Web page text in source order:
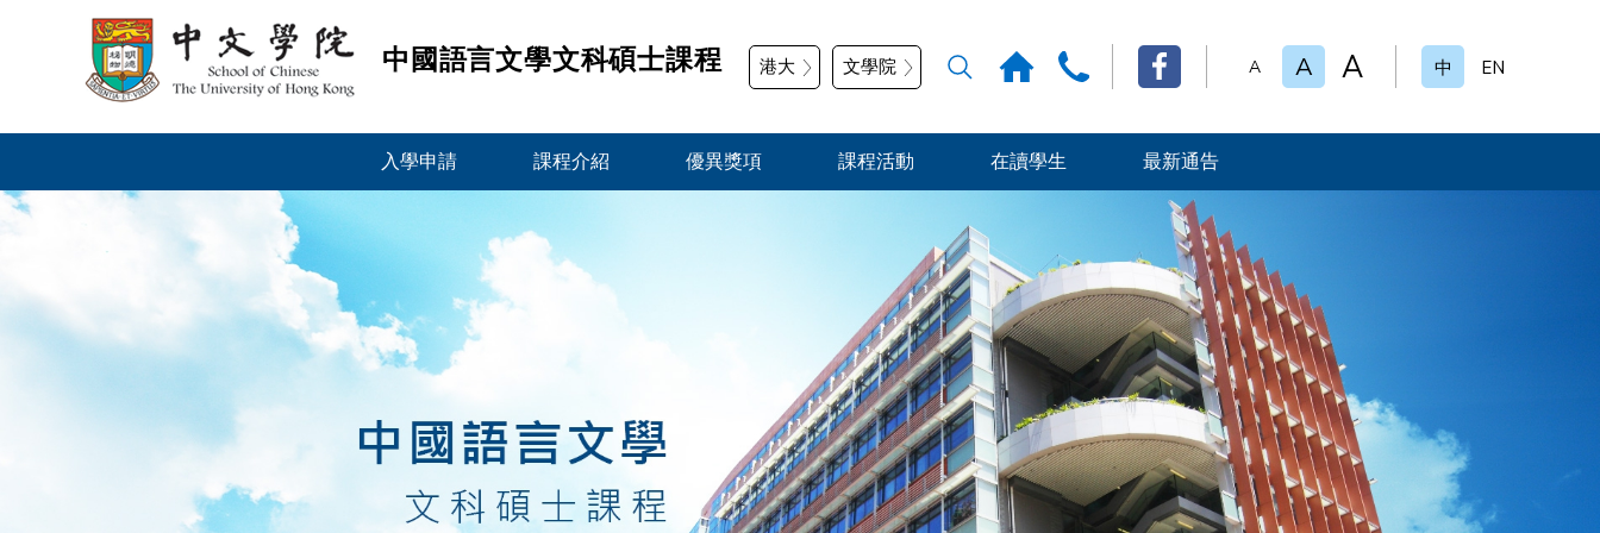
中國語言文學文科碩士課程
到
(按
輸
鍵)
港大 文學院 A A A 中 EN
入學申請 課程介紹 優異獎項 課程活動 在讀學生 最新通告